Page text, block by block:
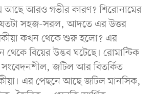
আছে আরও গভীর কারণ? শিরোনামের
যতটা সহজ-সরল, আদতে এর উত্তর
কখন থেকে শুরু হলো? এর
বিয়ের উদ্ভব ঘটেছে। রোমান্টিক
সংবেদনশীল, জটিল আর বিতর্কিত
এর পেছনে আছে জটিল মানসিক,